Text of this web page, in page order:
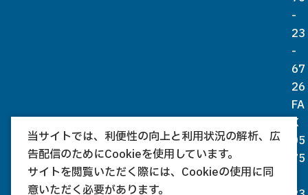
-
23
-
67
26
FA
X
05
75
当サイトでは、利便性の向上と利用状況の解析、広
告配信のためにCookieを使用しています。
サイトを閲覧いただく際には、Cookieの使用に同
意いただく必要があります。